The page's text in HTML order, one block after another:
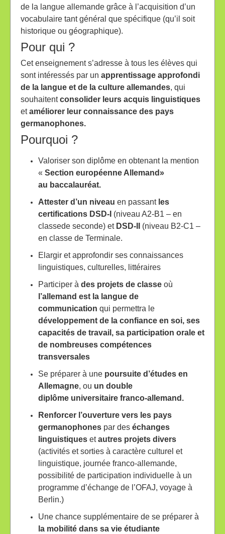
de la langue allemande grâce à l’acquisition d’un
vocabulaire tant général que spécifique (qu’il soit
historique ou géographique).
Pour qui ?
Cet enseignement s’adresse à tous les élèves qui
sont intéressés par un apprentissage approfondi
de la langue et de la culture allemandes, qui
souhaitentconsolider leurs acquis linguistiques
etaméliorer leur connaissance des pays
germanophones.
Pourquoi ?
Valoriser son diplôme en obtenant la mention
« Section européenne Allemand»
au baccalauréat.
Attester d’un niveau en passant les
certifications DSD-I (niveau A2-B1 – en
classede seconde) et DSD-II (niveau B2-C1 –
en classe de Terminale.
Elargir et approfondir ses connaissances
linguistiques, culturelles, littéraires
Participer à des projets de classe où
l’allemand est la langue de
communication qui permettra le
développement de la confiance en soi, ses
capacités de travail, sa participation orale et
de nombreuses compétences
transversales
Se préparer à une poursuite d’études en
Allemagne, ou un double
diplôme universitaire franco-allemand.
Renforcer l’ouverture vers les pays
germanophones par des échanges
linguistiques etautres projets divers
(activités et sorties à caractère culturel et
linguistique, journée franco-allemande,
possibilité de participation individuelle à un
programme d’échange de l’OFAJ, voyage à
Berlin.)
Une chance supplémentaire de se préparer à
la mobilité dans sa vie étudiante